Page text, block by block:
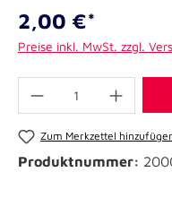
2,00 €*
Preise inkl. MwSt. zzgl.
Zum Merkzettel
Produktnummer: